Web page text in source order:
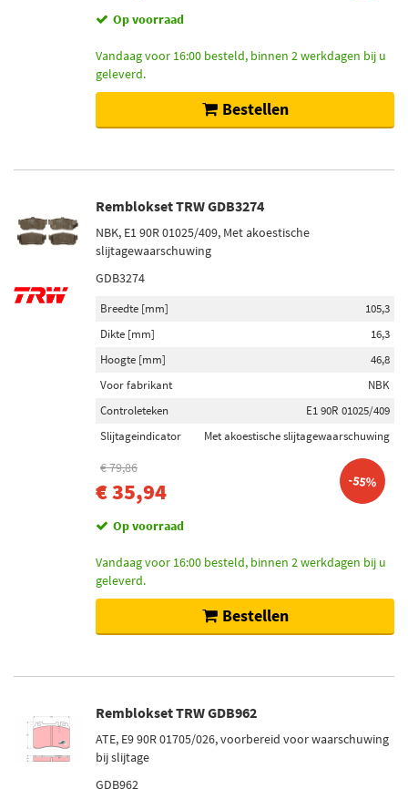
Op voorraad
Vandaag voor 16:00 besteld, binnen 2 werkdagen bij u
geleverd.
Bestellen
Remblokset TRW GDB3274
NBK, E1 90R 01025/409, Met akoestische
slijtagewaarschuwing
GDB3274
Breedte [mm]
105,3
Dikte [mm]
16,3
Hoogte [mm]
46,8
Voor fabrikant
NBK
Controleteken
E1 90R 01025/409
Slijtageindicator
Met akoestische slijtagewaarschuwing
€ 79,86
€ 35,94 -55%
Op voorraad
Vandaag voor 16:00 besteld, binnen 2 werkdagen bij u
geleverd.
Bestellen
Remblokset TRW GDB962
ATE, E9 90R 01705/026, voorbereid voor waarschuwing
bij slijtage
GDB962